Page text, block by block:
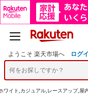
ようこそ 楽天市場へ ログ
ワイト,カジュアル,レースアップ,屋